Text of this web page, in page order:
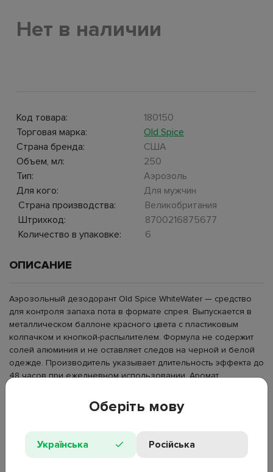
Нет в наличии
Код товара:
180150
Торговая марка:
Old Spice
Страна бренда:
США
Объем, мл:
250
Тип:
Аэрозоль
Для кого:
Для мужчин
Страна производства:
Великобритания
Штрихкод:
8700216875677
Количество в упаковке:
6
ОПИСАНИЕ
Аэрозольный дезодорант Old Spice WhiteWater — средство
для контроля запаха пота в формате спрея. Выпускается в
металлическом баллоне красного цвета с пластиковым
колпачком и кнопкой-распылителем. Формула не содержит
солей алюминия и не оставляет следов на черной и белой
одежде. Производитель указывает длительность эффекта до
48 часов при ежедневном использовании. Аромат
сандалового дерева и янтаря. Средство распыляется на
сухую кожу подмышек и груди, используется в рамках
другими мероприятиями.
Тип: аэрозольный дезодорант;
Оберіть мову
Українська Російська